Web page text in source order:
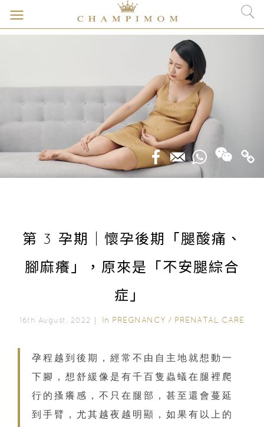
第 3 孕期｜懷孕後期「腿酸痛、
腳麻癢」，原來是「不安腿綜合
症」
16th August, 2022｜ In PREGNANCY / PRENATAL CARE
孕程越到後期，經常不由自主地就想動一
下腳，想舒緩像是有千百隻蟲蟻在腿裡爬
行的搔癢感，不只在腿部，甚至還會蔓延
到手臂，尤其越夜越明顯，如果有以上的